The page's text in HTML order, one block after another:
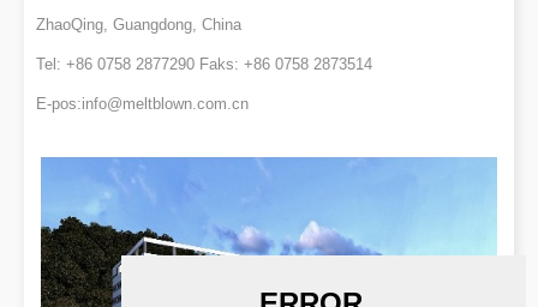
ZhaoQing, Guangdong, China
Tel: +86 0758 2877290 Faks: +86 0758 2873514
E-pos:info@meltblown.com.cn